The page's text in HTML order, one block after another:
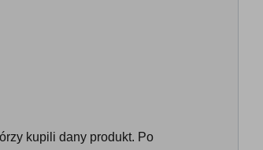
kupili dany produkt. Po